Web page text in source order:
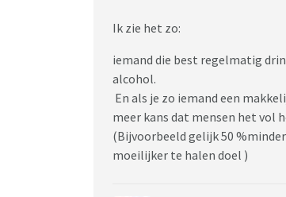
Ik zie het zo:
iemand die best regelmatig
alcohol.
En als je zo iemand een
meer kans dat mensen het vol
(Bijvoorbeeld gelijk 50
moeilijker te halen doel )